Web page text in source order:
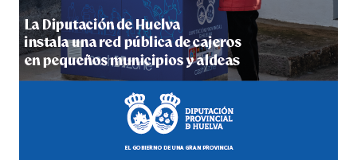
4º DÍA DE LAS FIESTAS COLOMBINAS 2026
hace 5 días·Huelvatv